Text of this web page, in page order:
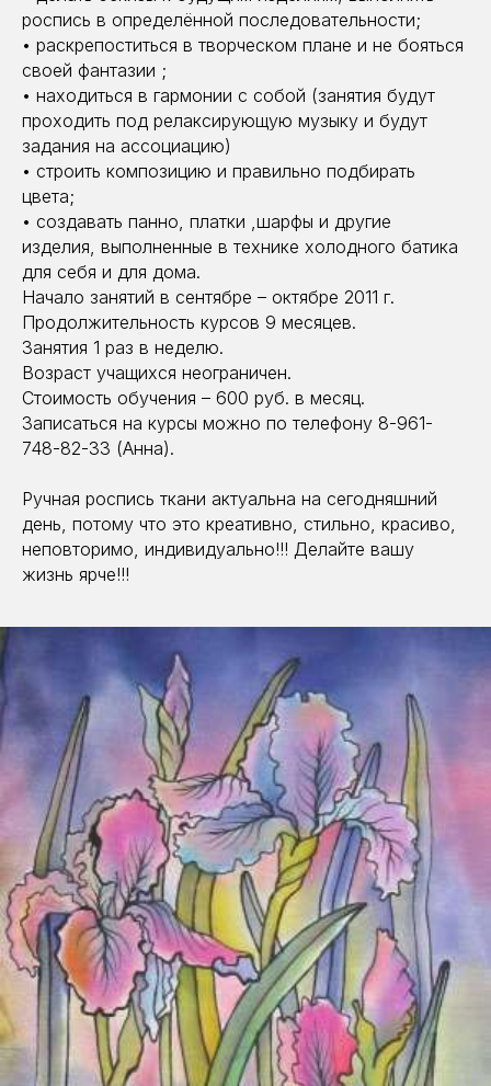
роспись в определённой последовательности;
• раскрепоститься в творческом плане и не бояться
своей фантазии ;
• находиться в гармонии с собой (занятия будут
проходить под релаксирующую музыку и будут
задания на ассоциацию)
• строить композицию и правильно подбирать
цвета;
• создавать панно, платки ,шарфы и другие
изделия, выполненные в технике холодного батика
для себя и для дома.
Начало занятий в сентябре – октябре 2011 г.
Продолжительность курсов 9 месяцев.
Занятия 1 раз в неделю.
Возраст учащихся неограничен.
Стоимость обучения – 600 руб. в месяц.
Записаться на курсы можно по телефону 8-961-
748-82-33 (Анна).
Ручная роспись ткани актуальна на сегодняшний
день, потому что это креативно, стильно, красиво,
неповторимо, индивидуально!!! Делайте вашу
жизнь ярче!!!